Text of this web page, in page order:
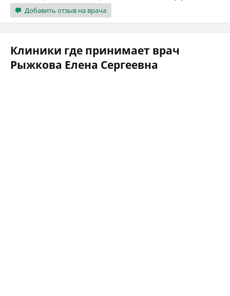
Добавить отзыв на врача
Клиники где принимает врач
Рыжкова Елена Сергеевна